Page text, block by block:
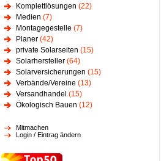
Komplettlösungen (22)
Medien (7)
Montagegestelle (7)
Planer (42)
private Solarseiten (15)
Solarhersteller (64)
Solarversicherungen (15)
Verbände/Vereine (13)
Versandhandel (15)
Ökologisch Bauen (12)
Mitmachen
Login / Eintrag ändern